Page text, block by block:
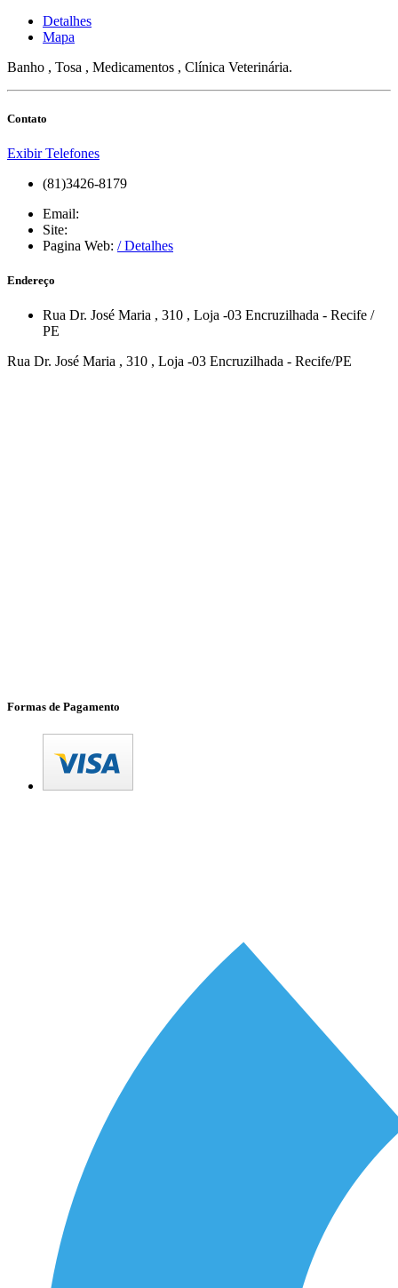
Detalhes
Mapa
Banho , Tosa , Medicamentos , Clínica Veterinária.
Contato
Exibir Telefones
(81)3426-8179
Email:
Site:
Pagina Web: / Detalhes
Endereço
Rua Dr. José Maria , 310 , Loja -03 Encruzilhada - Recife /
PE
Rua Dr. José Maria , 310 , Loja -03 Encruzilhada - Recife/PE
Formas de Pagamento